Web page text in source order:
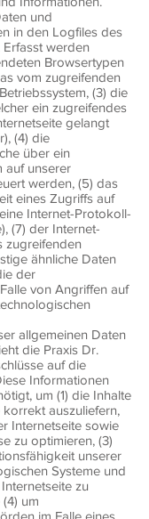
und
in den Logfiles des
werden
Browsertypen
vom zugreifenden
(3) die
ein zugreifendes
gelangt
(4) die
über ein
auf unserer
werden, (5) das
eines Zugriffs auf
Internet-Protokoll-
(7) der Internet-
zugreifenden
ähnliche Daten
der
von Angriffen auf
allgemeinen Daten
die Praxis Dr.
auf die
Informationen
um (1) die Inhalte
auszuliefern,
Internetseite sowie
zu optimieren, (3)
unserer
Systeme und
zu
um
im Falle eines